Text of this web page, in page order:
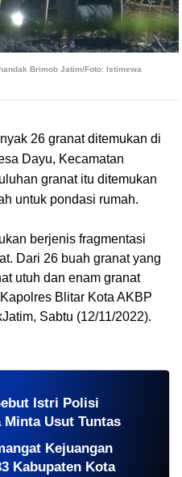
Brimob Jatim/Foto: Istimewa
26 granat ditemukan di
Dayu, Kecamatan
granat itu ditemukan
untuk pondasi rumah.
berjenis fragmentasi
Dari 26 buah granat yang
utuh dan enam granat
Blitar Kota AKBP
Sabtu (12/11/2022).
Istri Polisi
Usut Tuntas
Kejuangan
Kabupaten Kota